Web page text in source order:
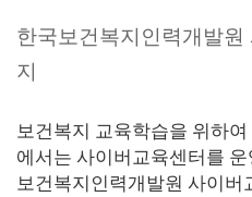
한국보건복지인력개발원
지
보건복지 교육학습을 위하
에서는 사이버교육센터를
보건복지인력개발원 사이버